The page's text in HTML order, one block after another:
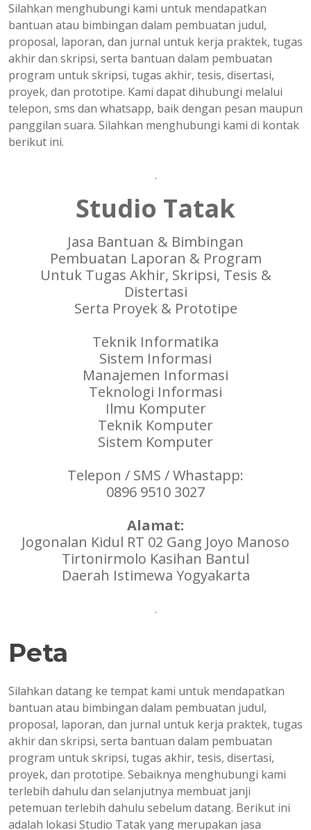
Silahkan menghubungi kami untuk mendapatkan
bantuan atau bimbingan dalam pembuatan judul,
proposal, laporan, dan jurnal untuk kerja praktek, tugas
akhir dan skripsi, serta bantuan dalam pembuatan
program untuk skripsi, tugas akhir, tesis, disertasi,
proyek, dan prototipe. Kami dapat dihubungi melalui
telepon, sms dan whatsapp, baik dengan pesan maupun
panggilan suara. Silahkan menghubungi kami di kontak
berikut ini.
.
Studio Tatak
Jasa Bantuan & Bimbingan
Pembuatan Laporan & Program
Untuk Tugas Akhir, Skripsi, Tesis &
Distertasi
Serta Proyek & Prototipe
Teknik Informatika
Sistem Informasi
Manajemen Informasi
Teknologi Informasi
Ilmu Komputer
Teknik Komputer
Sistem Komputer
Telepon / SMS / Whastapp:
0896 9510 3027
Alamat:
Jogonalan Kidul RT 02 Gang Joyo Manoso
Tirtonirmolo Kasihan Bantul
Daerah Istimewa Yogyakarta
.
Peta
Silahkan datang ke tempat kami untuk mendapatkan
bantuan atau bimbingan dalam pembuatan judul,
proposal, laporan, dan jurnal untuk kerja praktek, tugas
akhir dan skripsi, serta bantuan dalam pembuatan
program untuk skripsi, tugas akhir, tesis, disertasi,
proyek, dan prototipe. Sebaiknya menghubungi kami
terlebih dahulu dan selanjutnya membuat janji
petemuan terlebih dahulu sebelum datang. Berikut ini
adalah lokasi Studio Tatak yang merupakan jasa